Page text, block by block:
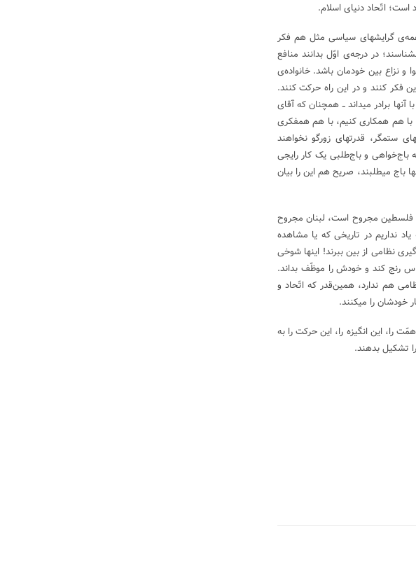
اتّحاد دنیای اسلام.
گرایشهای سیاسی مثل هم فکر
در درجه‌ی اوّل بدانند منافع
نزاع بین خودمان باشد. خانواده‌ی
فکر کنند و در این راه حرکت کنند.
برادر میداند ــ همچنان که آقای
با هم همکاری کنیم، با هم همفکری
ستمگر، قدرتهای زورگو نخواهند
باج‌خواهی و باج‌طلبی یک کار رایجی
باج میطلبند، صریح هم این را بیان
فلسطین مجروح است، لبنان مجروح
نداریم در تاریخی که یا مشاهده
نظامی از بین ببرند! اینها شوخی
رنج کند و خودش را موظّف بداند.
هم ندارد، همین‌قدر که اتّحاد و
خودشان را میکنند.
را، این انگیزه را، این حرکت را به
تشکیل بدهند.